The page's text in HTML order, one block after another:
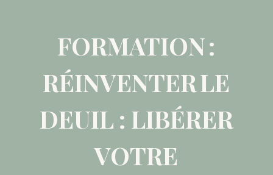
FORMATION :
RÉINVENTER LE
DEUIL : LIBÉRER
VOTRE